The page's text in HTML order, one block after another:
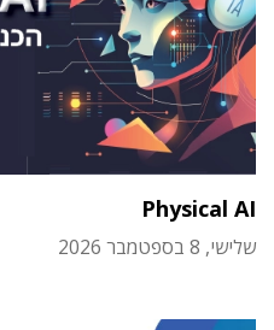
Physical AI
שלישי, 8 בספטמבר 2026